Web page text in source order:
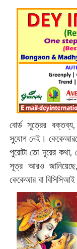
বোর্ড সূত্রের বক্তব্য,
সুযোগ নেই।
পুরোটা তো দূরের কথা,
সূত্র আরও
কেকেআর বা